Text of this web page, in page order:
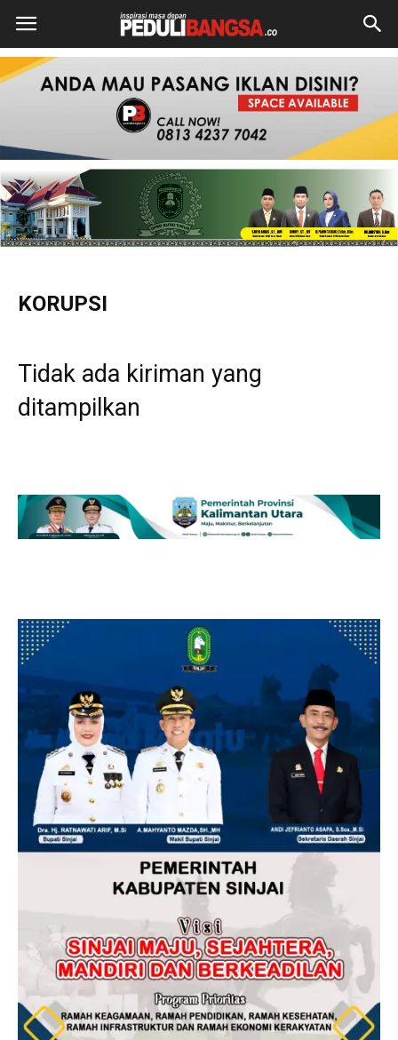
KORUPSI
Tidak ada kiriman yang
ditampilkan